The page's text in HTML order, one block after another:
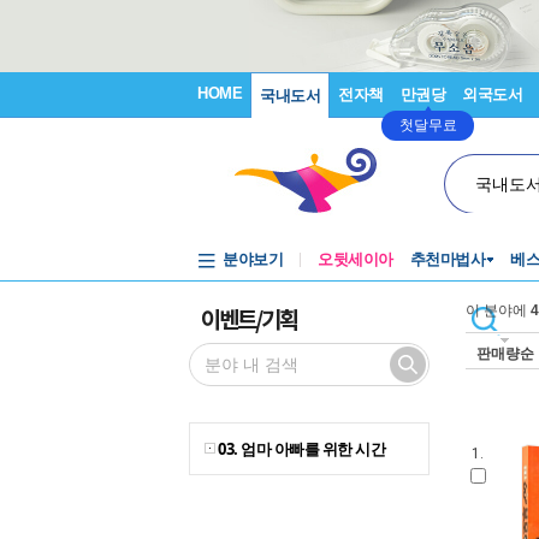
HOME 국내도서 전자책 만권당
첫달무료
외국도서
국내도
분야보기 오뒷세이아 추천마법사 베
이벤트/기획
03. 엄마 아빠를 위한 시간
이 분야에 4
판매량순
1.